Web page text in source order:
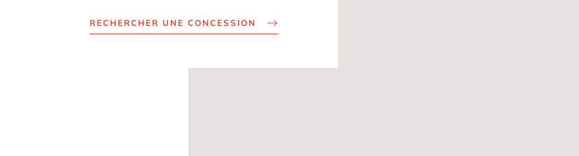
RECHERCHER UNE CONCESSION